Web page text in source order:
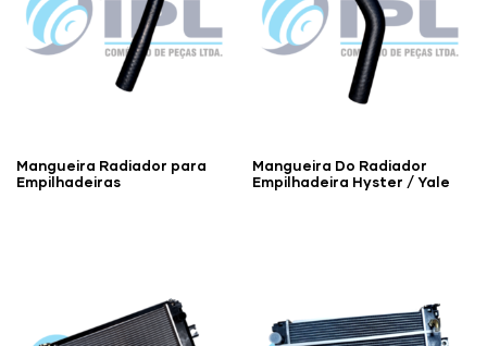
Mangueira Radiador para
Empilhadeiras
Mangueira Do Radiador
Empilhadeira Hyster / Yale